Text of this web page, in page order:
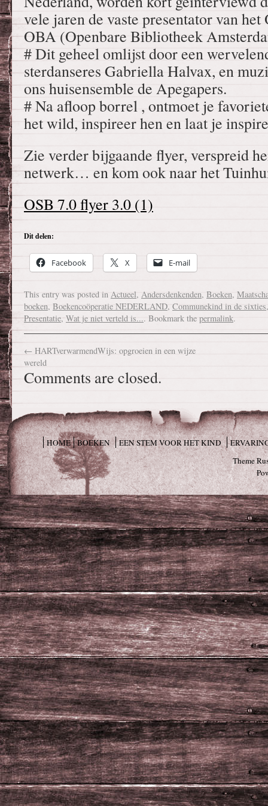
vele jaren de vaste presentator van
OBA (Openbare Bibliotheek
# Dit geheel omlijst door een
sterdanseres Gabriella Halvax, en
ons huisensemble de Apegapers.
# Na afloop borrel , ontmoet je
het wild, inspireer hen en laat je
Zie verder bijgaande flyer, verspreid
netwerk… en kom ook naar het
OSB 7.0 flyer 3.0 (1)
Dit delen:
Facebook X E-mail
This entry was posted in Actueel, Andersdenkenden, Boeken,
boeken, Boekencoöperatie NEDERLAND, Communekind in de sixties
Presentatie, Wat je niet verteld is.... Bookmark the permalink.
← HARTverwarmendWijs: opgroeien in een wijze
wereld
Comments are closed.
HOME BOEKEN EEN STEM VOOR HET KIND
Theme